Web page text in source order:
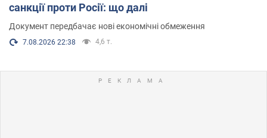
санкції проти Росії: що далі
Документ передбачає нові економічні обмеження
7.08.2026 22:38 4,6 т.